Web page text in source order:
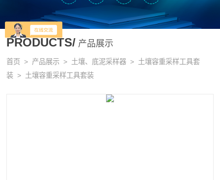
PRODUCTS/ 产品展示
首页 > 产品展示 > 土壤、底泥采样器 > 土壤容重采样工具套
装 > 土壤容重采样工具套装